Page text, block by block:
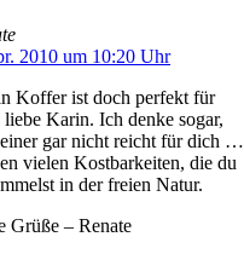
2010 um 10:20 Uhr
Koffer ist doch perfekt für
Karin. Ich denke sogar,
einer gar nicht reicht für dich …
vielen Kostbarkeiten, die du
in der freien Natur.
Grüße – Renate